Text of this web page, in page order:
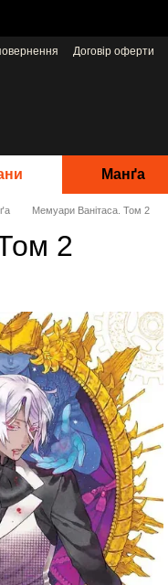
Договір оферти
Манґа
Мемуари Ванітаса. Том 2
2